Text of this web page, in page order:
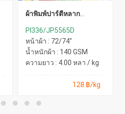
ผ้าพิมพ์ปาร์ตี้หลาก
PI336/JP5565D
หน้าผ้า : 72/74"
น้ำหนักผ้า : 140 GSM
ความยาว : 4.00 หลา / kg
128 ฿/kg